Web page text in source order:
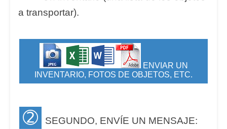
a transportar).
ENVIAR UN
INVENTARIO, FOTOS DE OBJETOS, ETC.
➁ SEGUNDO, ENVÍE UN MENSAJE: